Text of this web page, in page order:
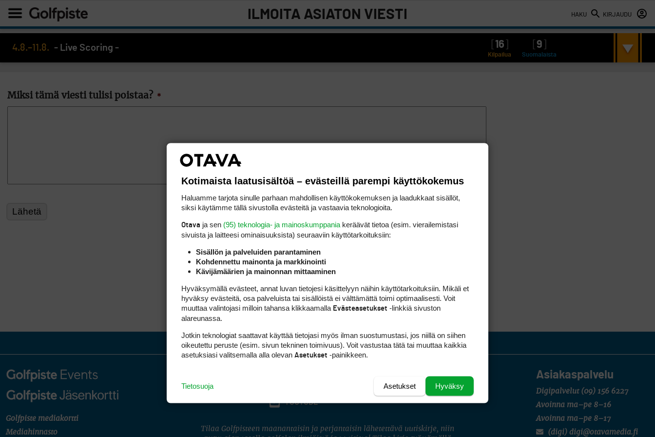
HAKU KIRJAUDU
ILMOITA ASIATON VIESTI
4.8.–11.8. - Live Scoring - 16 9
Kilpailua Suomalaista
Miksi tämä viesti tulisi poistaa? *
Golfpiste mediakortti
Mediahinnasto
Asiakaspalvelu
Digipalvelut (09) 156 6227
Avoinna ma–pe 8–16
Avoinna ma–pe 8–17
(digi) digi@otavamedia.fi
INSTAGRAM
YOUTUBE
Tilaa Golfpisteen maanantaisin ja perjantaisin lähetettävä uutiskirje, niin
Kotimaista laatusisältöä – evästeillä parempi käyttökokemus
Haluamme tarjota sinulle parhaan mahdollisen käyttökokemuksen ja laadukkaat sisällöt,
siksi käytämme tällä sivustolla evästeitä ja vastaavia teknologioita.
Otava ja sen (95) teknologia- ja mainoskumppania keräävät tietoa (esim. vierailemis­tasi
sivuista ja laitteesi ominaisuuk­sista) seuraaviin käyttötarkoituksiin:
Sisällön ja palveluiden parantaminen
Kohdennettu mainonta ja markkinointi
Kävijämäärien ja mainonnan mittaaminen
Hyväksymällä evästeet, annat luvan tietojesi käsittelyyn näihin käyttötarkoituksiin. Mikäli et
hyväksy evästeitä, osa palveluista tai sisällöistä ei välttämättä toimi optimaalisesti. Voit
muuttaa valintojasi milloin tahansa klikkaamalla Evästeasetukset -linkkiä sivuston
alareunassa.
Jotkin teknologiat saattavat käyttää tietojasi myös ilman suostumustasi, jos niillä on siihen
oikeutettu peruste (esim. sivun tekninen toimivuus). Voit vastustaa tätä tai muuttaa kaikkia
asetuksiasi valitsemalla alla olevan Asetukset -painikkeen.
Hyväksy
Asetukset
Tietosuoja